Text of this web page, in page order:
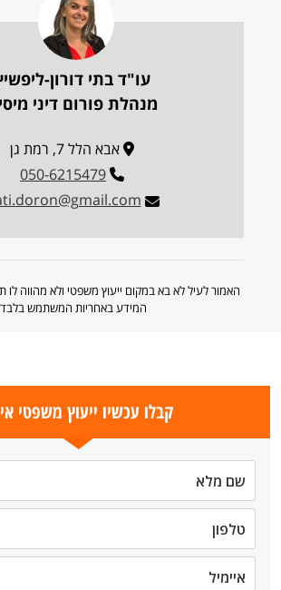
עו"ד בתי דורון-
מנהלת פורום דיני
אבא הלל 7, רמת גן
050-6215479
האמור לעיל לא בא במקום ייעוץ משפטי ולא מהווה
המידע באחריות המשתמש
קבלו עכשיו ייעוץ משפטי